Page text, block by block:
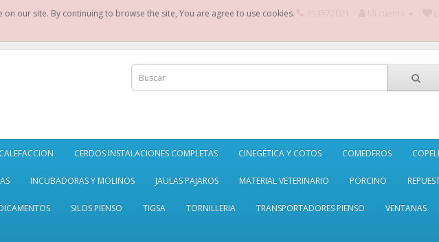
CALEFACCION CERDOS INSTALACIONES COMPLETAS CINEGÉTICA Y COTOS COMEDEROS
INCUBADORAS Y MOLINOS JAULAS PAJAROS MATERIAL VETERINARIO PORCINO
SILOS PIENSO TIGSA TORNILLERIA TRANSPORTADORES PIENSO VENTANAS
our site. By continuing to browse the site, You are agree to use cookies.